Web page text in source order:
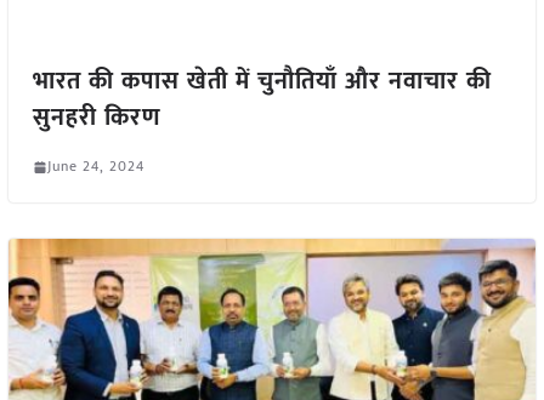
भारत की कपास खेती में चुनौतियाँ और नवाचार की
सुनहरी किरण
June 24, 2024